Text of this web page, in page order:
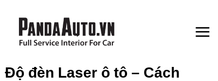
Độ đèn Laser ô tô – Cách